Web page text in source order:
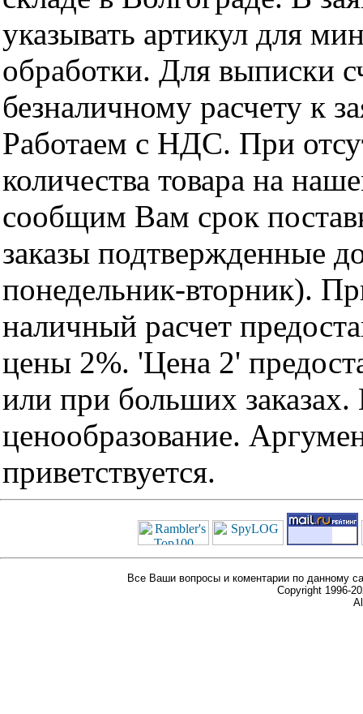
указывать артикул для
обработки. Для выписки
безналичному расчету к
Работаем с НДС. При
количества товара на
сообщим Вам срок
заказы подтвержденные
понедельник-вторник).
наличный расчет
цены 2%. 'Цена 2'
или при больших
ценообразование.
приветствуется.
Все Ваши вопросы и коментарии по данному
Copyright 1996-